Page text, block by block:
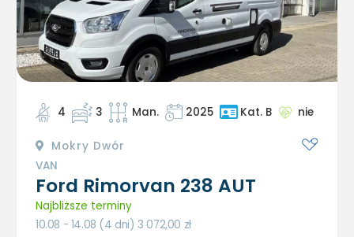
4 3 Man. 2025 Kat. B nie
Mokry Dwór
VAN
Ford Rimorvan 238 AUT
Najbliższe terminy
10.08 - 14.08 (4 dni) 3 072,00 zł